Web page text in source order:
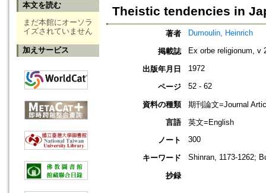
本文を読む
まだ本館にオーソラ
イズされていません
加えサービス
Theistic tendencies in
著者 Dumoulin, Heinrich
掲載誌 Ex orbe religionum, v
出版年月日 1972
ページ 52 - 62
資料の種類
期刊論文=Journal
言語
英文=English
ノート
300
キーワード Shinran, 1173-1262;
抄録